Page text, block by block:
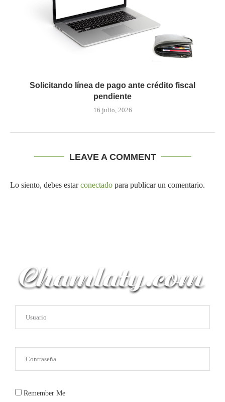
Solicitando línea de pago ante crédito fiscal
pendiente
16 julio, 2026
LEAVE A COMMENT
Lo siento, debes estarconectado para publicar un comentario.
Remember Me